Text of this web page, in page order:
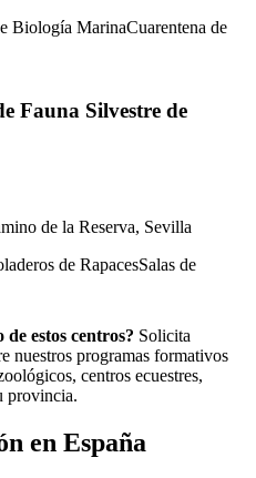
Biología MarinaCuarentena de
Fauna Silvestre de
de la Reserva, Sevilla
de RapacesSalas de
estos centros? Solicita
nuestros programas formativos
centros ecuestres,
provincia.
en España